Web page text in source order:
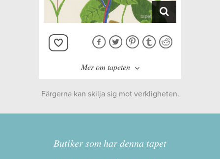
Mer om tapeten
Kollektion:
Scandinavian
Färgerna kan skilja sig mot verkligheten.
Butiker som har denna tapet